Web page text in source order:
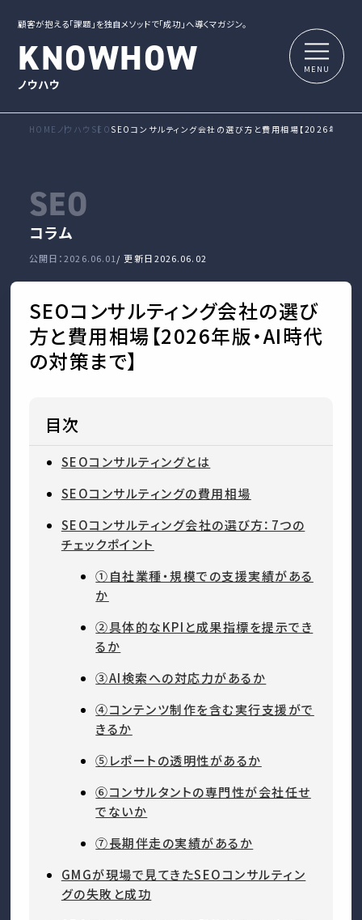
顧客が抱える「課題」を独自メソッドで「成功」へ導くマガジン。
KNOWHOW
ノウハウ
HOME ノウハウ SEO SEOコンサルティング会社の選び方と費用相場【2026年版・
SEO
コラム
公開日：2026.06.01 / 更新日2026.06.02
SEOコンサルティング会社の選び
方と費用相場【2026年版・AI時代
の対策まで】
目次
SEOコンサルティングとは
SEOコンサルティングの費用相場
SEOコンサルティング会社の選び方：7つの
チェックポイント
①自社業種・規模での支援実績がある
か
②具体的なKPIと成果指標を提示でき
るか
③AI検索への対応力があるか
④コンテンツ制作を含む実行支援がで
きるか
⑤レポートの透明性があるか
⑥コンサルタントの専門性が会社任せ
でないか
⑦長期伴走の実績があるか
GMGが現場で見てきたSEOコンサルティン
グの失敗と成功